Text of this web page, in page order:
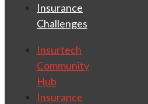
Insurance
Challenges
Insurtech
Community
Hub
Insurance